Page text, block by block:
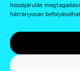
hozzájárulás
hátrányosan